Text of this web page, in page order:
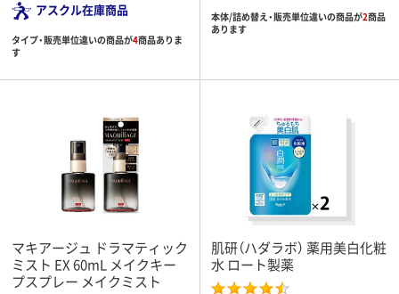
アスクル在庫商品
タイプ・販売単位違いの商品が4商品ありま
す
本体/詰め替え・販売単位違いの商品が2商品
あります
マキアージュ ドラマティック
ミスト EX 60mL メイクキー
プスプレー メイクミスト
肌研（ハダラボ） 薬用美白化粧
水 ロート製薬